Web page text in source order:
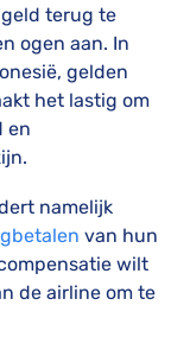
terug te
ogen aan. In
gelden
het lastig om
en
namelijk
van hun
wilt
de airline om te